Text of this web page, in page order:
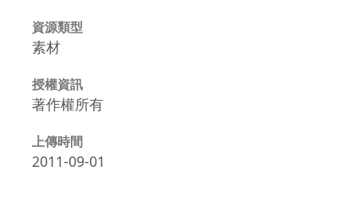
資源類型
素材
授權資訊
著作權所有
上傳時間
2011-09-01